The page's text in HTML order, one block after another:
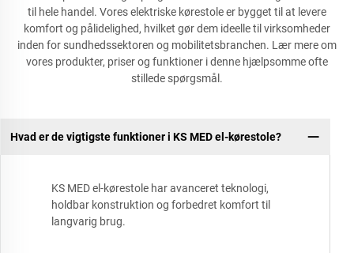
til hele handel. Vores elektriske kørestole er bygget til at levere
komfort og pålidelighed, hvilket gør dem ideelle til virksomheder
inden for sundhedssektoren og mobilitetsbranchen. Lær mere om
vores produkter, priser og funktioner i denne hjælpsomme ofte
stillede spørgsmål.
Hvad er de vigtigste funktioner i KS MED el-kørestole?
KS MED el-kørestole har avanceret teknologi,
holdbar konstruktion og forbedret komfort til
langvarig brug.